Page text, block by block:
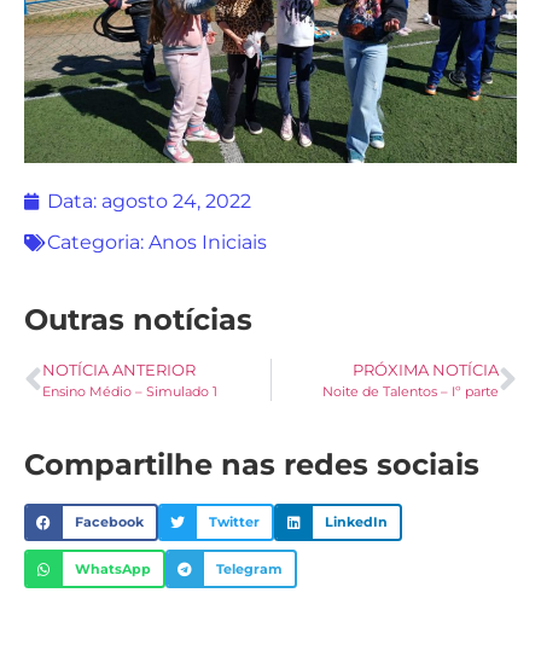
Data: agosto 24, 2022
Categoria: Anos Iniciais
Outras notícias
NOTÍCIA ANTERIOR
Ensino Médio – Simulado 1
PRÓXIMA NOTÍCIA
Noite de Talentos – Iº parte
Compartilhe nas redes sociais
Facebook Twitter LinkedIn
WhatsApp Telegram